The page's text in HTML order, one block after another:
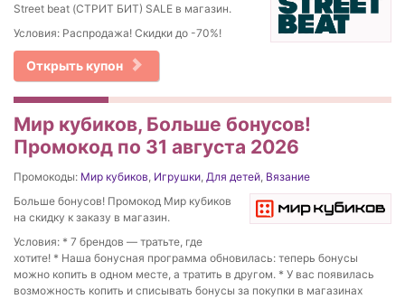
Street beat (СТРИТ БИТ) SALE в магазин.
Условия: Распродажа! Скидки до -70%!
Открыть купон
Мир кубиков, Больше бонусов!
Промокод по 31 августа 2026
Промокоды: Мир кубиков, Игрушки, Для детей, Вязание
Больше бонусов! Промокод Мир кубиков
на скидку к заказу в магазин.
Условия: * 7 брендов — тратьте, где
хотите! * Наша бонусная программа обновилась: теперь бонусы
можно копить в одном месте, а тратить в другом. * У вас появилась
возможность копить и списывать бонусы за покупки в магазинах